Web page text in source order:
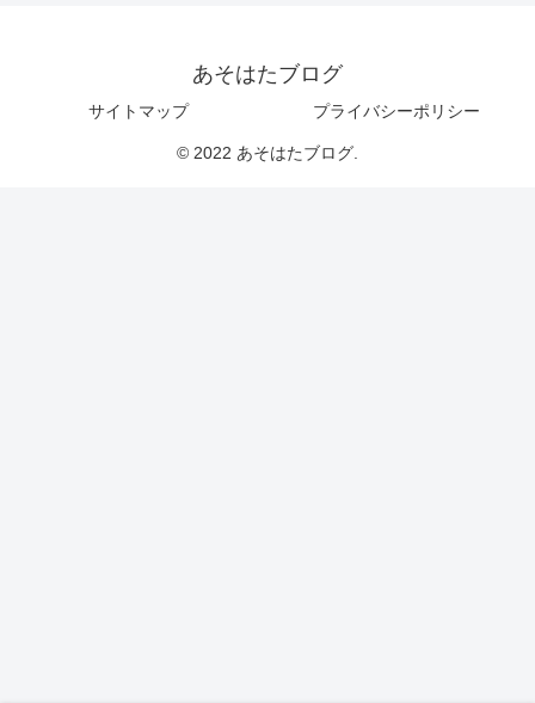
あそはたブログ
サイトマップ プライバシーポリシー
© 2022 あそはたブログ.